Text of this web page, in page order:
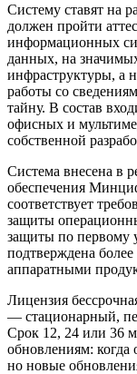
Систему ставят на
должен пройти
информационных
данных, на
инфраструктуры, а
работы со
тайну. В состав
офисных и
собственной
Система внесена в
обеспечения
соответствует
защиты
защиты по первому
подтверждена
аппаратными
Лицензия
— стационарный,
Срок 12, 24 или 36
обновлениям: когда
но новые